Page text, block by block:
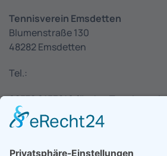
Tennisverein Emsdetten
Blumenstraße 130
48282 Emsdetten
Tel.:
02572 9153210 für den Tennisverein
02572 6330 für die Pizzeria